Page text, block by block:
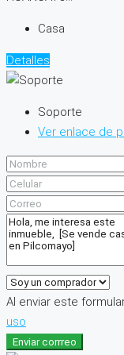
Casa
Detalles
Soporte
Ver enlace de
Al enviar este
uso
Enviar corrreo